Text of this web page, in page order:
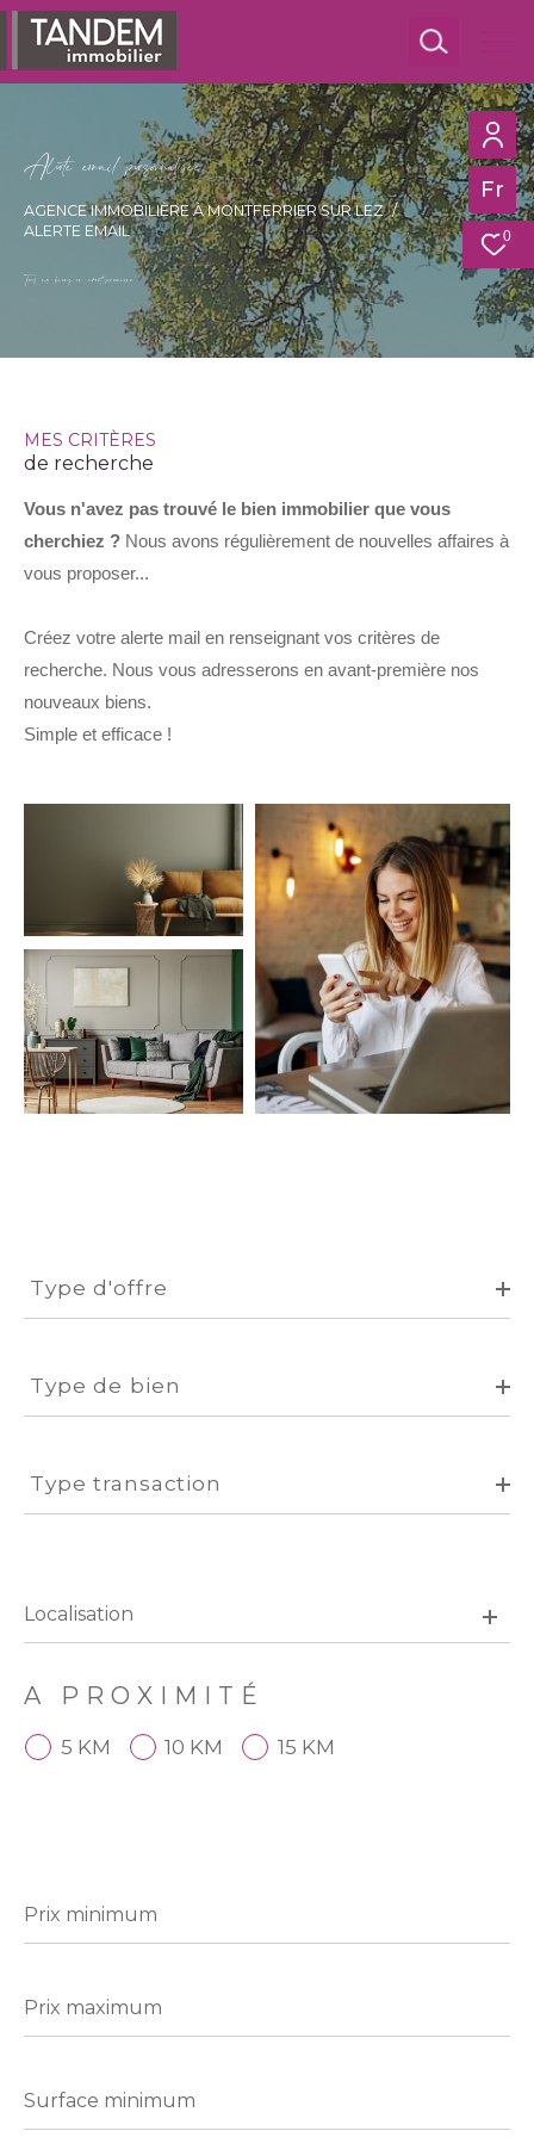
Fr
0
Alete emai pesonaiée
AGENCE IMMOBILIÈRE À MONTFERRIER SUR LEZ
ALERTE EMAIL
Tous nos biens en avant-première
MES CRITÈRES
de recherche
Vous n'avez pas trouvé le bien immobilier que vous
cherchiez ? Nous avons régulièrement de nouvelles affaires à
vous proposer...
Créez votre alerte mail en renseignant vos critères de
recherche. Nous vous adresserons en avant-première nos
nouveaux biens.
Simple et efficace !
d'offre
Type d'offre
de
bien
Type de bien
transaction
Type transaction
A PROXIMITÉ
5 KM 10 KM 15 KM
minimum
maximum
minimum
EFFECTUER UNE RECHERCHE
Trouver mon futur bien
Ma
recherche
Ma recherche
Type
Ville
Budget
Budget
Surface
Pièces
AFFINER LES CRITÈRES
TERRASSE PISCINE
FILTRER PAR
COUPS DE COEUR
EXCLUSIVITÉS NOUVEAUTÉS